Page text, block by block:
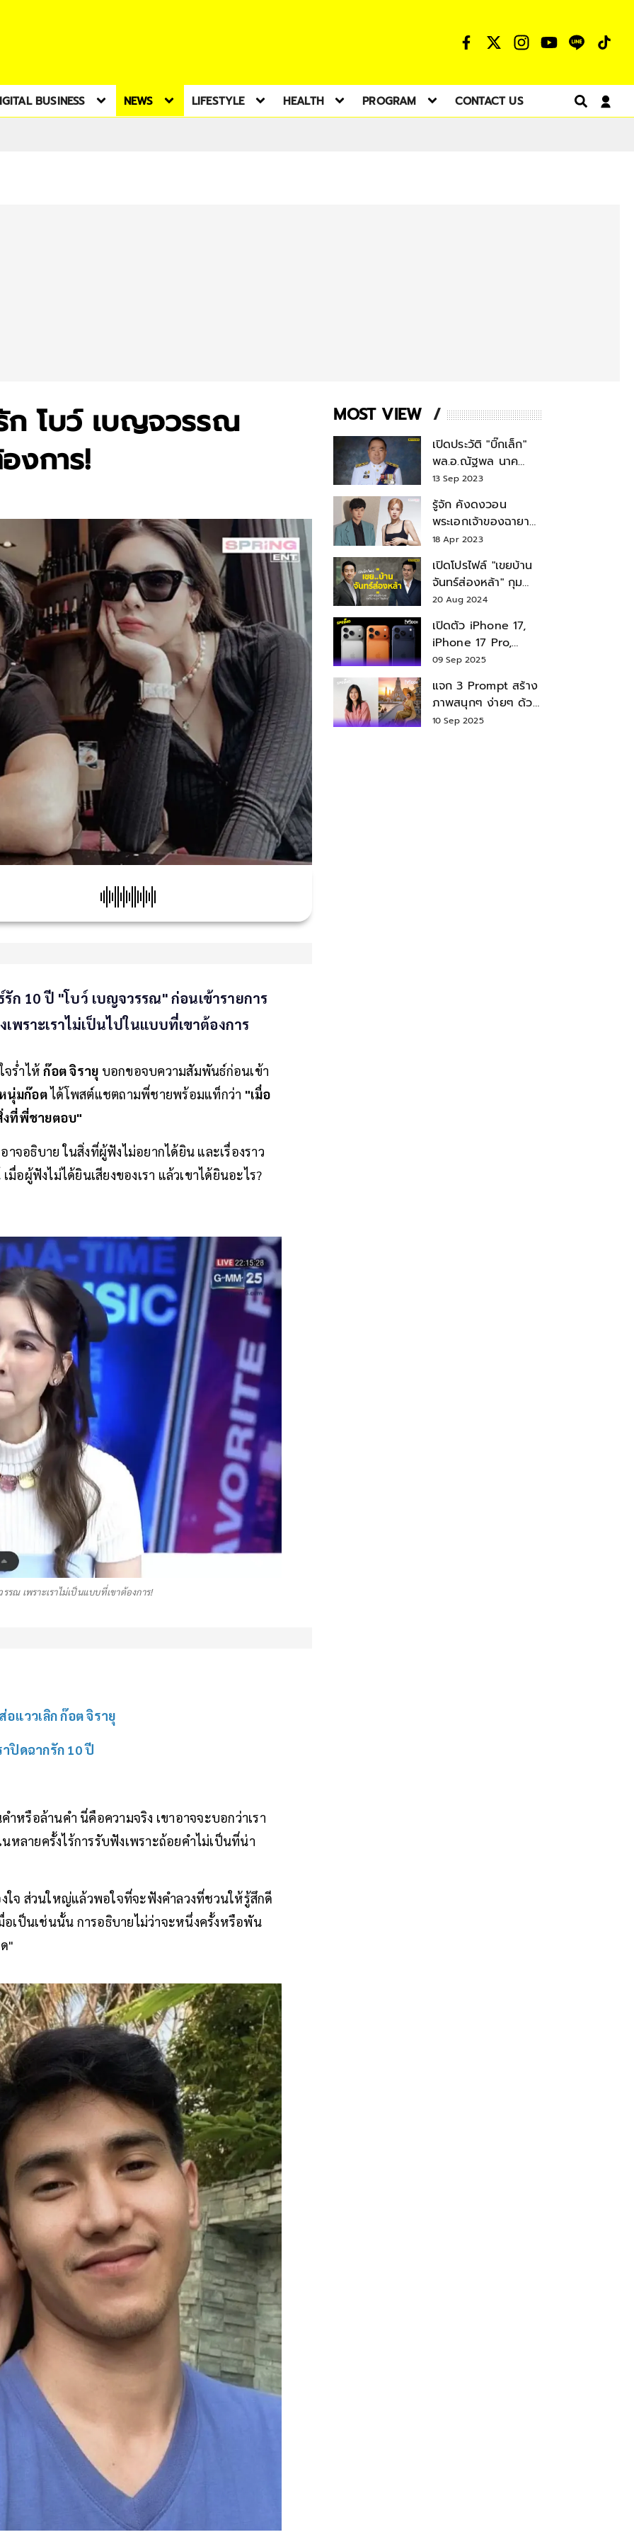
BUSINESS NEWS LIFESTYLE HEALTH PROGRAM CONTACT US
ก โบว์ เบญจวรรณ
งการ!
ก 10 ปี "โบว์ เบญจวรรณ" ก่อนเข้ารายการ
พราะเราไม่เป็นไปในแบบที่เขาต้องการ
ร่ำไห้ ก๊อต จิรายุ บอกขอจบความสัมพันธ์ก่อนเข้า
นุ่มก๊อตได้โพสต์แชตถามพี่ชายพร้อมแท็กว่า "เมื่อ
งที่พี่ชายตอบ"
าจอธิบาย ในสิ่งที่ผู้ฟังไม่อยากได้ยิน และเรื่องราว
ผู้ฟังไม่ได้ยินเสียงของเรา แล้วเขาได้ยินอะไร?
รณ เพราะเราไม่เป็นแบบที่เขาต้องการ!
อแววเลิก ก๊อต จิรายุ
ปิดฉากรัก 10 ปี
หรือล้านคำ นี่คือความจริง เขาอาจจะบอกว่าเรา
ลายครั้งไร้การรับฟังเพราะถ้อยคำไม่เป็นที่น่า
จ ส่วนใหญ่แล้วพอใจที่จะฟังคำลวงที่ชวนให้รู้สึกดี
อเป็นเช่นนั้น การอธิบายไม่ว่าจะหนึ่งครั้งหรือพัน
"
MOST VIEW
เปิดประวัติ "บิ๊กเล็ก"
พล.อ.ณัฐพล นาค
พาณิชย์ จากเลขาฯ
สมช.-เลขาฯ
รมว.กลาโหม
13 Sep 2023
รู้จัก คังดงวอน
พระเอกเจ้าของฉายา
สมบัติแห่งชาติ หลังมี
18 Apr 2023
เปิดโปรไฟล์ "เขยบ้าน
จันทร์ส่องหล้า" กุม
บังเหียนธุรกิจตระกูล
"ชินวัตร"
20 Aug 2024
เปิดตัว iPhone 17,
iPhone 17 Pro,
iPhone 17 Air สเปค
09 Sep 2025
แจก 3 Prompt สร้าง
ภาพสนุกๆ ง่ายๆ ด้วย
Nano Banana ใน
10 Sep 2025